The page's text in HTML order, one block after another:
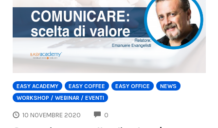
EASY ACADEMY EASY COFFEE EASY OFFICE
NEWS
WORKSHOP / WEBINAR / EVENTI
10 NOVEMBRE 2020 0